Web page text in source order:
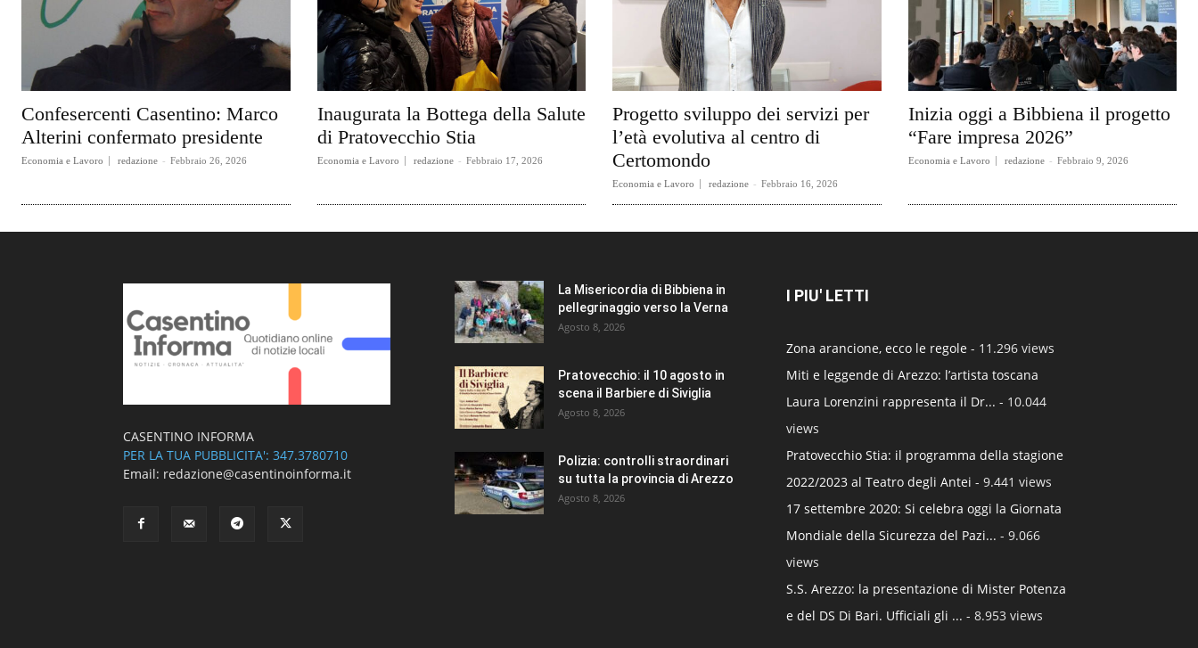
Confesercenti Casentino: Marco
Alterini confermato presidente
Economia e Lavoro redazione - Febbraio 26, 2026
Inaugurata la Bottega della Salute
di Pratovecchio Stia
Economia e Lavoro redazione - Febbraio 17, 2026
Progetto sviluppo dei servizi per
l’età evolutiva al centro di
Certomondo
Economia e Lavoro redazione - Febbraio 16, 2026
Inizia oggi a Bibbiena il progetto
“Fare impresa 2026”
Economia e Lavoro redazione - Febbraio 9, 2026
CASENTINO INFORMA
PER LA TUA PUBBLICITA': 347.3780710
Email: redazione@casentinoinforma.it
La Misericordia di Bibbiena in
pellegrinaggio verso la Verna
Agosto 8, 2026
Pratovecchio: il 10 agosto in
scena il Barbiere di Siviglia
Agosto 8, 2026
Polizia: controlli straordinari
su tutta la provincia di Arezzo
Agosto 8, 2026
I PIU' LETTI
Zona arancione, ecco le regole - 11.296 views
Miti e leggende di Arezzo: l’artista toscana
Laura Lorenzini rappresenta il Dr... - 10.044
views
Pratovecchio Stia: il programma della stagione
2022/2023 al Teatro degli Antei - 9.441 views
17 settembre 2020: Si celebra oggi la Giornata
Mondiale della Sicurezza del Pazi... - 9.066
views
S.S. Arezzo: la presentazione di Mister Potenza
e del DS Di Bari. Ufficiali gli ... - 8.953 views